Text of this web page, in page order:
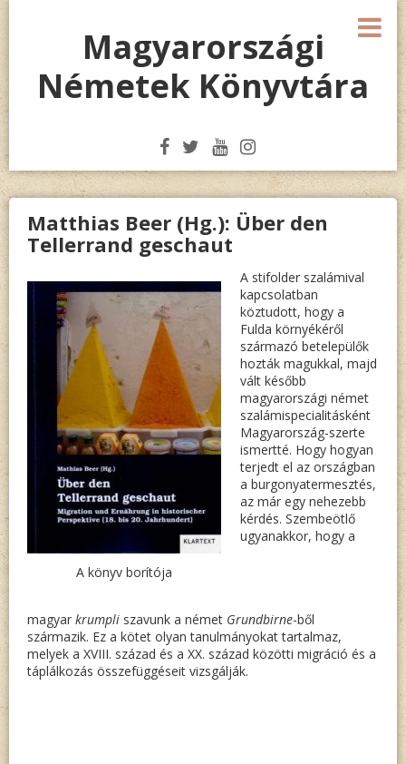
Magyarországi
Németek Könyvtára
Matthias Beer (Hg.): Über den
Tellerrand geschaut
A könyv borítója
A stifolder szalámival
kapcsolatban
köztudott, hogy a
Fulda környékéről
származó betelepülők
hozták magukkal, majd
vált később
magyarországi német
szalámispecialitásként
Magyarország-szerte
ismertté. Hogy hogyan
terjedt el az országban
a burgonyatermesztés,
az már egy nehezebb
kérdés. Szembeötlő
ugyanakkor, hogy a
magyar krumpli szavunk a német Grundbirne-ből
származik. Ez a kötet olyan tanulmányokat tartalmaz,
melyek a XVIII. század és a XX. század közötti migráció és a
táplálkozás összefüggéseit vizsgálják.